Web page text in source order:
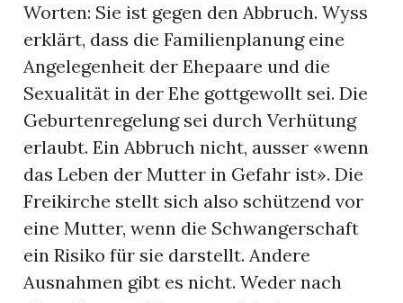
Worten: Sie ist gegen den Abbruch. Wyss
erklärt, dass die Familienplanung eine
Angelegenheit der Ehepaare und die
Sexualität in der Ehe gottgewollt sei. Die
Geburtenregelung sei durch Verhütung
erlaubt. Ein Abbruch nicht, ausser «wenn
das Leben der Mutter in Gefahr ist». Die
Freikirche stellt sich also schützend vor
eine Mutter, wenn die Schwangerschaft
ein Risiko für sie darstellt. Andere
Ausnahmen gibt es nicht. Weder nach